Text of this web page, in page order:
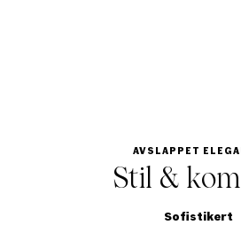
AVSLAPPET
Stil &
Sofistikert